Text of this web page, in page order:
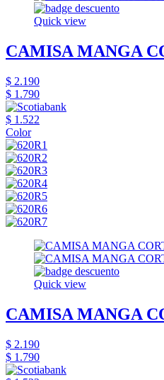
Quick view
CAMISA MANGA
$ 2.190
$ 1.790
$ 1.522
Color
Quick view
CAMISA MANGA
$ 2.190
$ 1.790